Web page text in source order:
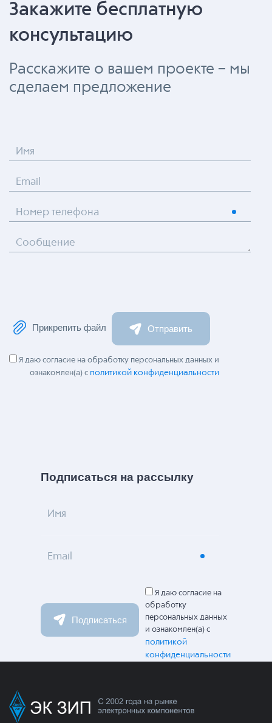
Закажите бесплатную
консультацию
Расскажите о вашем проекте – мы
сделаем предложение
Имя
Email
Номер телефона
Сообщение
Прикрепить файл Отправить
Я даю согласие на обработку персональных данных и
ознакомлен(а) с политикой конфиденциальности
Подписаться на рассылку
Имя
Email
Подписаться
Я даю согласие на
обработку
персональных данных
и ознакомлен(а) с
политикой
конфиденциальности